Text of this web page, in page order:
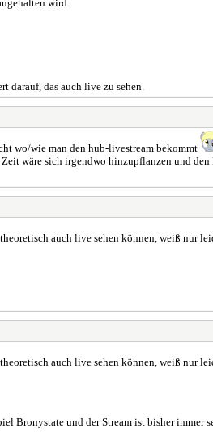
wird
darauf, das auch live zu sehen.
wo/wie man den hub-livestream bekommt
wäre sich irgendwo hinzupflanzen und
auch live sehen können, weiß nur
auch live sehen können, weiß nur
Bronystate und der Stream ist bisher immer